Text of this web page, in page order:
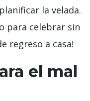
la velada.
para celebrar sin
regreso a casa!
el mal